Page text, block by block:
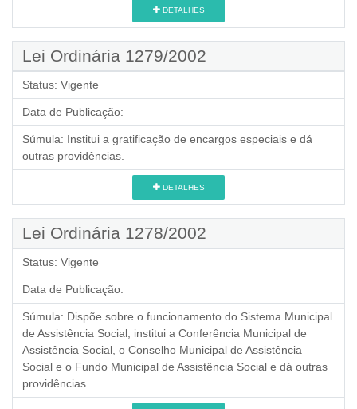
DETALHES
Lei Ordinária 1279/2002
Status: Vigente
Data de Publicação:
Súmula: Institui a gratificação de encargos especiais e dá
outras providências.
DETALHES
Lei Ordinária 1278/2002
Status: Vigente
Data de Publicação:
Súmula: Dispõe sobre o funcionamento do Sistema Municipal
de Assistência Social, institui a Conferência Municipal de
Assistência Social, o Conselho Municipal de Assistência
Social e o Fundo Municipal de Assistência Social e dá outras
providências.